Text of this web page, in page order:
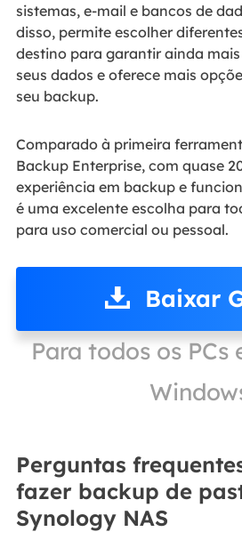
sistemas, e-mail e bancos de
disso, permite escolher
destino para garantir ainda
seus dados e oferece mais
seu backup.
Comparado à primeira
Backup Enterprise, com quase
experiência em backup e
é uma excelente escolha para
para uso comercial ou pessoal.
Baixar
Para todos os PCs
Perguntas
fazer backup de
Synology NAS